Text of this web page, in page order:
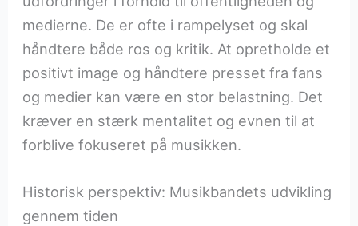
medierne. De er ofte i rampelyset og skal
håndtere både ros og kritik. At opretholde et
positivt image og håndtere presset fra fans
og medier kan være en stor belastning. Det
kræver en stærk mentalitet og evnen til at
forblive fokuseret på musikken.
Historisk perspektiv: Musikbandets udvikling
gennem tiden